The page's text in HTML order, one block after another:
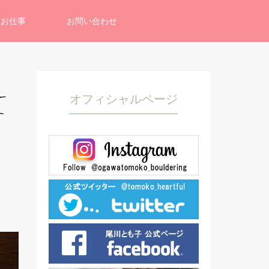
お仕事 お問い合わせ
オフィシャルページ